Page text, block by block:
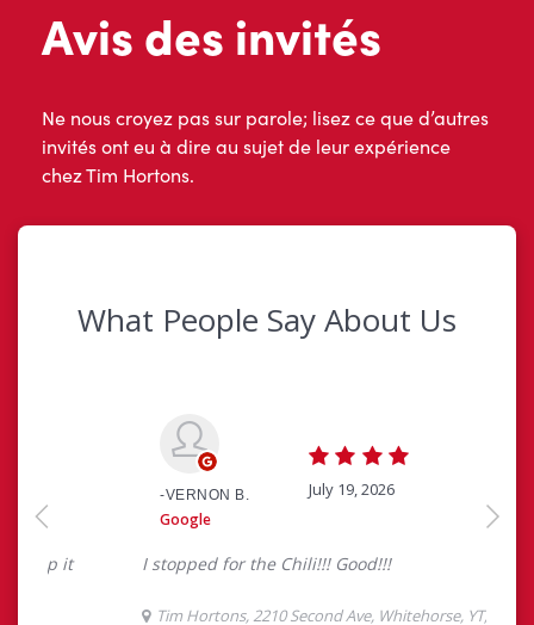
Avis des invités
Ne nous croyez pas sur parole; lisez ce que d’autres
invités ont eu à dire au sujet de leur expérience
chez Tim Hortons.